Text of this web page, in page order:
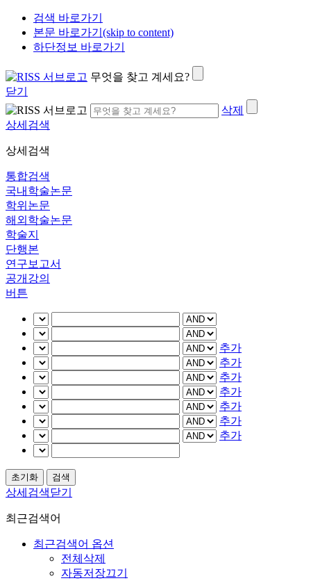
검색 바로가기
본문 바로가기(skip to content)
하단정보 바로가기
무엇을 찾고 계세요?
닫기
삭제
상세검색
상세검색
통합검색
국내학술논문
학위논문
해외학술논문
학술지
단행본
연구보고서
공개강의
버튼
추가
추가
추가
추가
추가
추가
추가
상세검색닫기
최근검색어
최근검색어 옵션
전체삭제
자동저장끄기